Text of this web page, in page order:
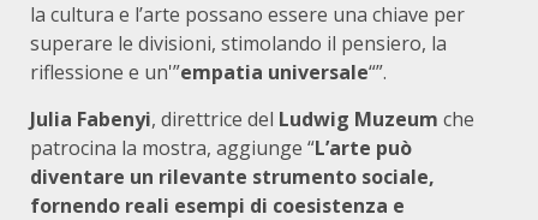
la cultura e l’arte possano essere una chiave per
superare le divisioni, stimolando il pensiero, la
riflessione e un'”empatia universale“”.
Julia Fabenyi, direttrice del Ludwig Muzeum che
patrocina la mostra, aggiunge “L’arte può
diventare un rilevante strumento sociale,
fornendo reali esempi di coesistenza e